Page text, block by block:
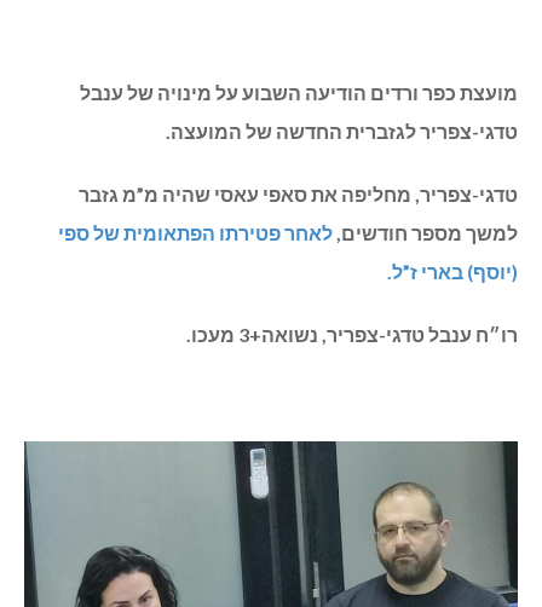
מועצת כפר ורדים הודיעה השבוע על מינויה של ענבל
טדגי-צפריר לגזברית החדשה של המועצה.
טדגי-צפריר, מחליפה את סאפי עאסי שהיה מ”מ גזבר
למשך מספר חודשים, לאחר פטירתו הפתאומית של ספי
(יוסף) בארי ז”ל.
רו״ח ענבל טדגי-צפריר, נשואה+3 מעכו.